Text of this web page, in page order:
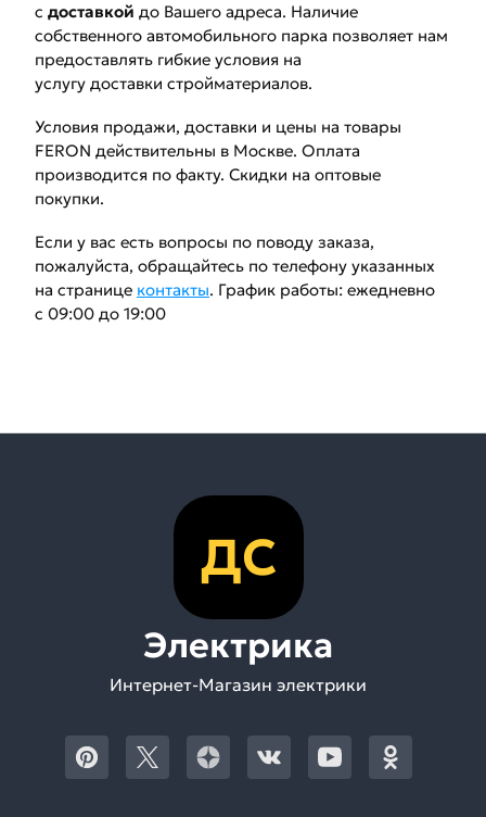
с доставкой до Вашего адреса. Наличие
собственного автомобильного парка позволяет нам
предоставлять гибкие условия на
услугу доставки стройматериалов.
Условия продажи, доставки и цены на товары
FERON действительны в Москве. Оплата
производится по факту. Скидки на оптовые
покупки.
Если у вас есть вопросы по поводу заказа,
пожалуйста, обращайтесь по телефону указанных
на странице контакты. График работы: ежедневно
с 09:00 до 19:00
ДС
Электрика
Интернет-Магазин электрики